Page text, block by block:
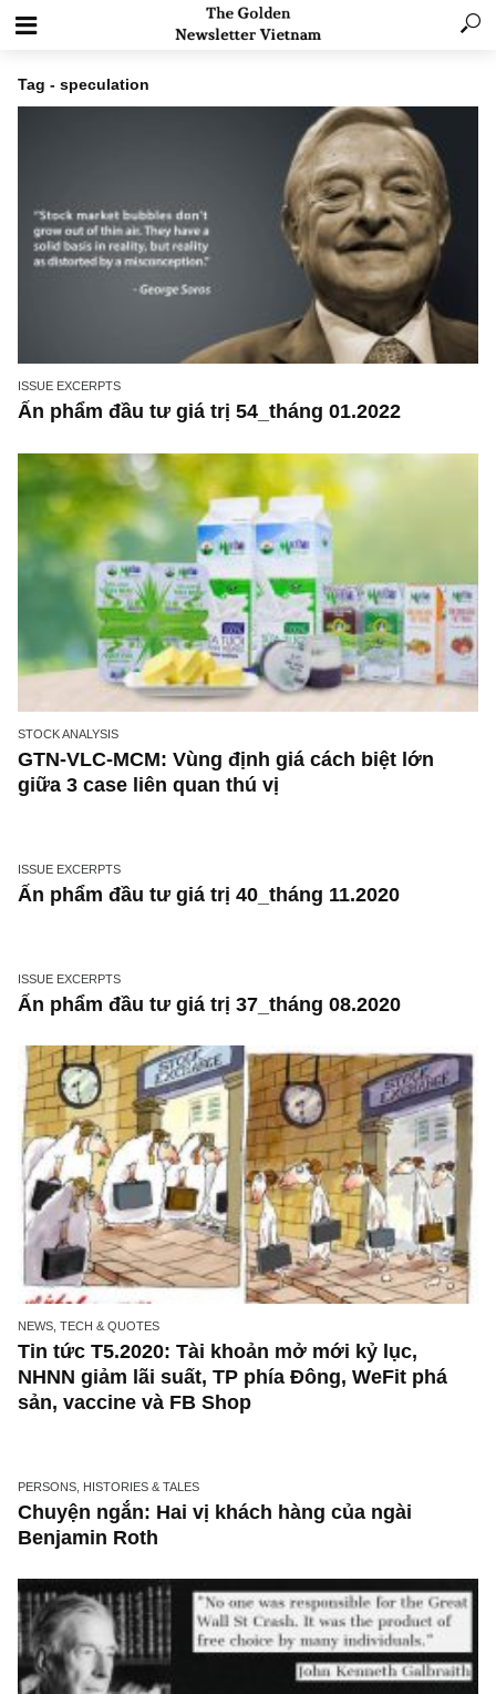
Tag - speculation
Ấn phẩm đầu tư giá trị 54_tháng 01.2022
giữa 3 case liên quan thú vị
Ấn phẩm đầu tư giá trị 40_tháng 11.2020
ISSUE EXCERPTS
Ấn phẩm đầu tư giá trị 37_tháng 08.2020
Tin tức T5.2020: Tài khoản mở mới kỷ lục,
NHNN giảm lãi suất, TP phía Đông, WeFit
PERSONS, HISTORIES & TALES
Chuyện ngắn: Hai vị khách hàng của ngài